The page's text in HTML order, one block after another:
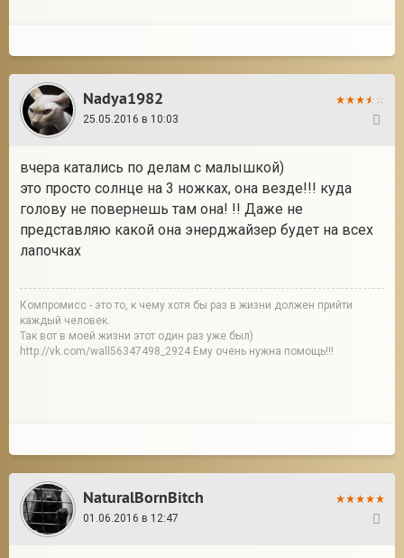
Nadya1982
25.05.2016 в 10:03
вчера катались по делам с малышкой)
это просто солнце на 3 ножках, она везде!!! куда
голову не повернешь там она! !! Даже не
представляю какой она энерджайзер будет на всех
лапочках
Компромисс - это то, к чему хотя бы раз в жизни должен прийти
каждый человек.
Так вот в моей жизни этот один раз уже был)
http://vk.com/wall56347498_2924 Ему очень нужна помощь!!!
NaturalBornBitch
01.06.2016 в 12:47